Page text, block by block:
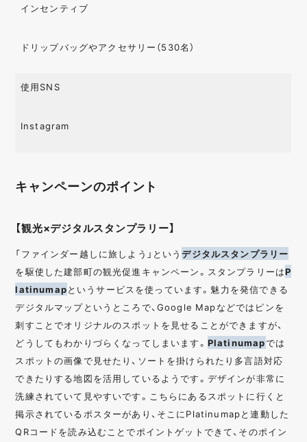
インセンティブ
ドリップバッグやアクセサリー（530名）
使用SNS
Instagram
キャンペーンのポイント
【観光×デジタルスタンプラリー】
「ファインダー越しに旅しよう」というデジタルスタンプラリー
を駆使した建部町の観光促進キャンペーン。スタンプラリーはP
latinumapというサービスを使っています。魅力を発信できる
デジタルマップというところで、Google Mapなどではピンを
刺すことでオリジナルのスポットを見せることができますが、
どうしてもわかりづらくなってしまいます。 Platinumapでは
スポットの画像で見せたり、ソートを掛けられたり多言語対応
できたりする地図を活用しているようです。デザインが非常に
洗練されていて見やすいです。こちらにあるスポットに行くと
掲示されているポスターがあり、そこにPlatinumapと連動した
QRコードを読み込むことでポイントゲットできて、そのポイン